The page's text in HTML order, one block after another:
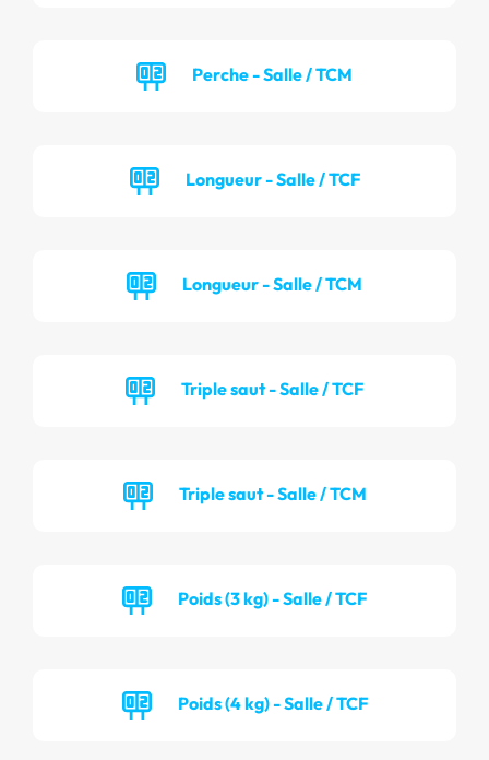
Perche - Salle / TCM
Longueur - Salle / TCF
Longueur - Salle / TCM
Triple saut - Salle / TCF
Triple saut - Salle / TCM
Poids (3 kg) - Salle / TCF
Poids (4 kg) - Salle / TCF